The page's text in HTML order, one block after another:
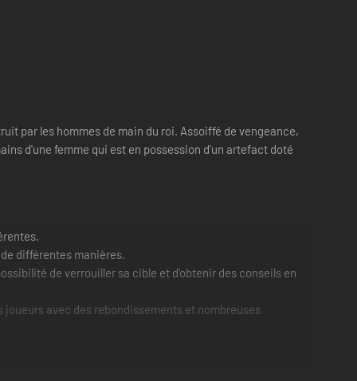
par les hommes de main du roi. Assoiffé de vengeance,
d'une femme qui est en possession d'un artefact doté
différentes manières.
de verrouiller sa cible et d'obtenir des conseils en
avec des rebondissements et nombreuses